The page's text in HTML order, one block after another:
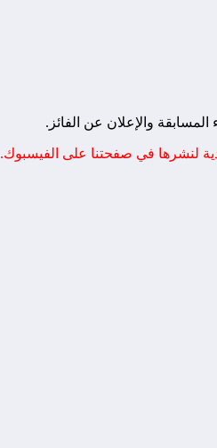
والإعلان عن الفائز.
لنشرها في صفحتنا على الفيسبوك.